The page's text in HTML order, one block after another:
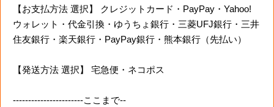
【お支払方法 選択】 クレジットカード・PayPay・Yahoo!
ウォレット・代金引換・ゆうちょ銀行・三菱UFJ銀行・三井
住友銀行・楽天銀行・PayPay銀行・熊本銀行（先払い）
【発送方法 選択】 宅急便・ネコポス
-----------------------ここまで--